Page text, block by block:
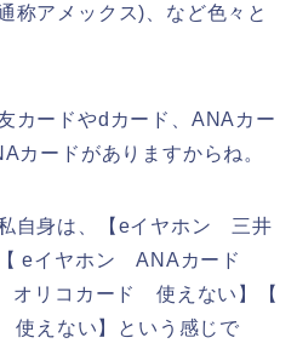
称アメックス)、など色々と
カードやdカード、ANAカー
カードがありますからね。
自身は、【eイヤホン 三井
eイヤホン ANAカード
オリコカード 使えない】【
えない】という感じで